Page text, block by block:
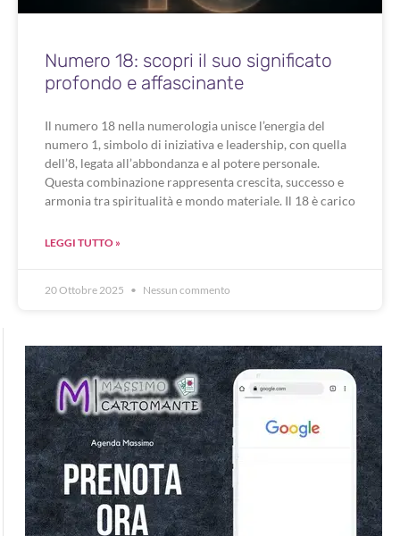
Numero 18: scopri il suo significato
profondo e affascinante
Il numero 18 nella numerologia unisce l’energia del
numero 1, simbolo di iniziativa e leadership, con quella
dell’8, legata all’abbondanza e al potere personale.
Questa combinazione rappresenta crescita, successo e
armonia tra spiritualità e mondo materiale. Il 18 è carico
LEGGI TUTTO »
20 Ottobre 2025 Nessun commento